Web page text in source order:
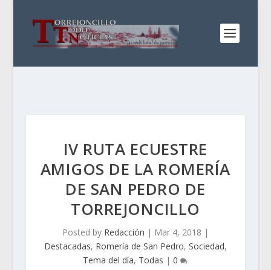
IV RUTA ECUESTRE
AMIGOS DE LA ROMERÍA
DE SAN PEDRO DE
TORREJONCILLO
Posted by Redacción | Mar 4, 2018 |
Destacadas, Romería de San Pedro, Sociedad,
Tema del día, Todas |0